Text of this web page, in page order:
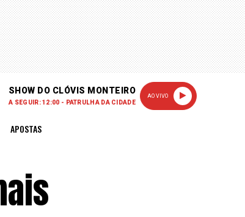
SHOW DO CLÓVIS MONTEIRO
A SEGUIR: 12:00 - PATRULHA DA CIDADE
AO VIVO
APOSTAS